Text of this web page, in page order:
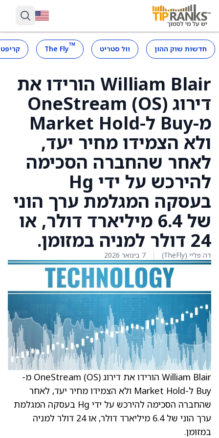
חדשות שוק ההון וול סטריט ™
The Fly
William Blair הורידו את
דירוג OneStream (OS)
מ-Buy ל-Market Hold
ולא הצמידו מחיר יעד,
לאחר שהחברה הסכימה
להירכש על ידי Hg
בעסקה המגלמת ערך הוני
של 6.4 מיליארד דולר, או
24 דולר למניה במזומן.
דה פליי (TheFly) 7 בינואר 2026
William Blair הורידו את דירוג OneStream (OS) מ-
Buy ל-Market Hold ולא הצמידו מחיר יעד, לאחר
שהחברה הסכימה להירכש על ידי Hg בעסקה המגלמת
ערך הוני של 6.4 מיליארד דולר, או 24 דולר למניה
במזומן.